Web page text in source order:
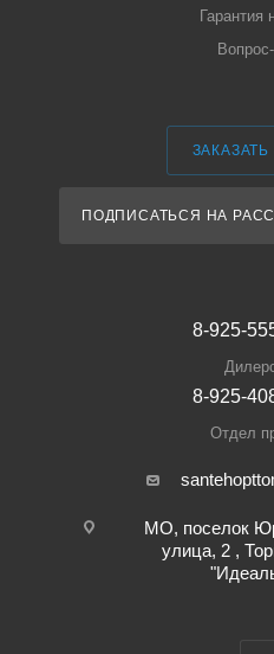
Гарантия
ПОДПИСАТЬСЯ НА
8-925-
8-925-
Отдел
МО, поселок
улица, 2 ,